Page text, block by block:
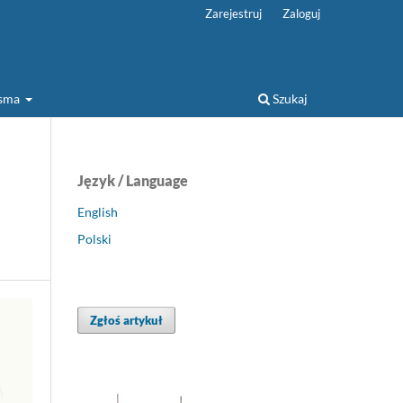
Szukaj
Zarejestruj Zaloguj
Język / Language
English
Polski
Zgłoś artykuł